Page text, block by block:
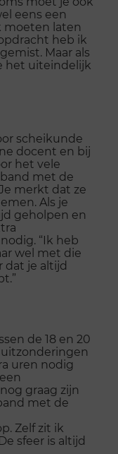
eens een
moeten laten
heb ik
Maar als
het uiteindelijk
scheikunde
docent en bij
het vele
met de
merkt dat ze
Als je
geholpen en
“Ik heb
wel met die
dat je altijd
de 18 en 20
uitzonderingen
uren nodig
graag zijn
met de
Zelf zit ik
sfeer is altijd